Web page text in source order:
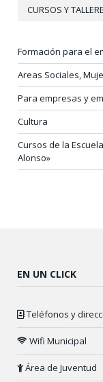
CURSOS Y
Formación para el
Areas Sociales,
Para empresas y
Cultura
Cursos de la
Alonso»
EN UN CLICK
Teléfonos y
Wifi Municipal
Área de Juventud